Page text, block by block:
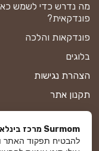
מה נדרש כדי לשמש
פונדקאית?
פונדקאות והלכה
בלוגים
הצהרת נגישות
תקנון אתר
מדיניות פרטיות
מפת אתר
Surmom מרכז בינלאומי לפונדקאות
להבטיח תפקוד האתר